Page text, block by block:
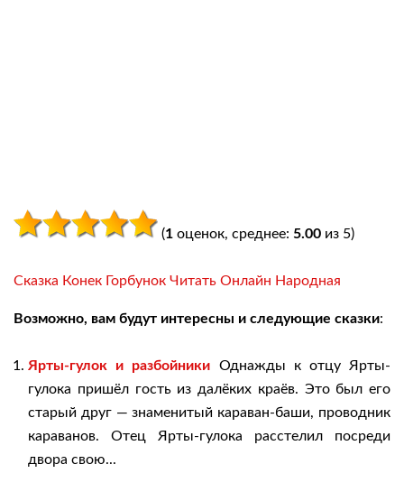
(1 оценок, среднее: 5.00 из 5)
Сказка Конек Горбунок Читать Онлайн Народная
Возможно, вам будут интересны и следующие сказки:
Ярты-гулок и разбойники Однажды к отцу Ярты-
гулока пришёл гость из далёких краёв. Это был его
старый друг — знаменитый караван-баши, проводник
караванов. Отец Ярты-гулока расстелил посреди
двора свою...